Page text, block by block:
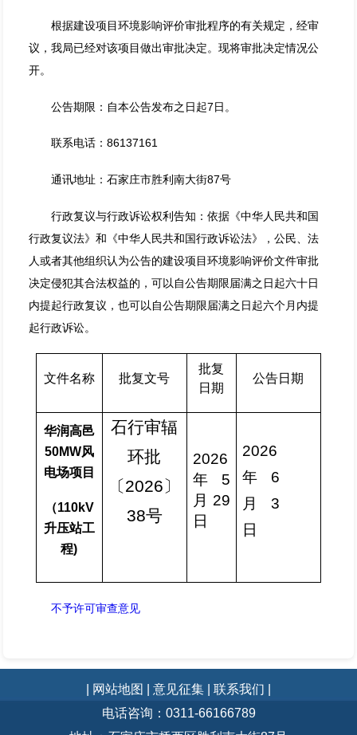
根据建设项目环境影响评价审批程序的有关规定，经审
议，我局已经对该项目做出审批决定。现将审批决定情况公
开。
公告期限：自本公告发布之日起7日。
联系电话：86137161
通讯地址：石家庄市胜利南大街87号
行政复议与行政诉讼权利告知：依据《中华人民共和国
行政复议法》和《中华人民共和国行政诉讼法》，公民、法
人或者其他组织认为公告的建设项目环境影响评价文件审批
决定侵犯其合法权益的，可以自公告期限届满之日起六十日
内提起行政复议，也可以自公告期限届满之日起六个月内提
起行政诉讼。
文件名称 批复文号
批复
日期
公告日期
华润高邑
50MW风
电场项目
（110kV
升压站工
程)
石行审辐
环批
〔2026〕
38号
2026
年 5
月 29
日
2026
年 6
月 3
日
不予许可审查意见
| 网站地图 | 意见征集 | 联系我们 |
电话咨询：0311-66166789